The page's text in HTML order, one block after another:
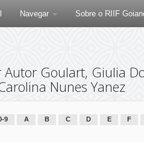
Navegar Sobre o RIIF
Goulart, Giulia
Nunes Yanez
9 A B C D E F